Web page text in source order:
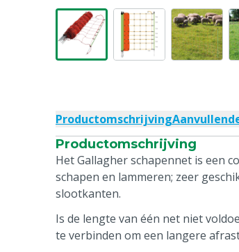
Productomschrijving
Productomschrijving
Het Gallagher schapennet is een
schapen en lammeren; zeer
slootkanten.
Is de lengte van één net niet
te verbinden om een langere